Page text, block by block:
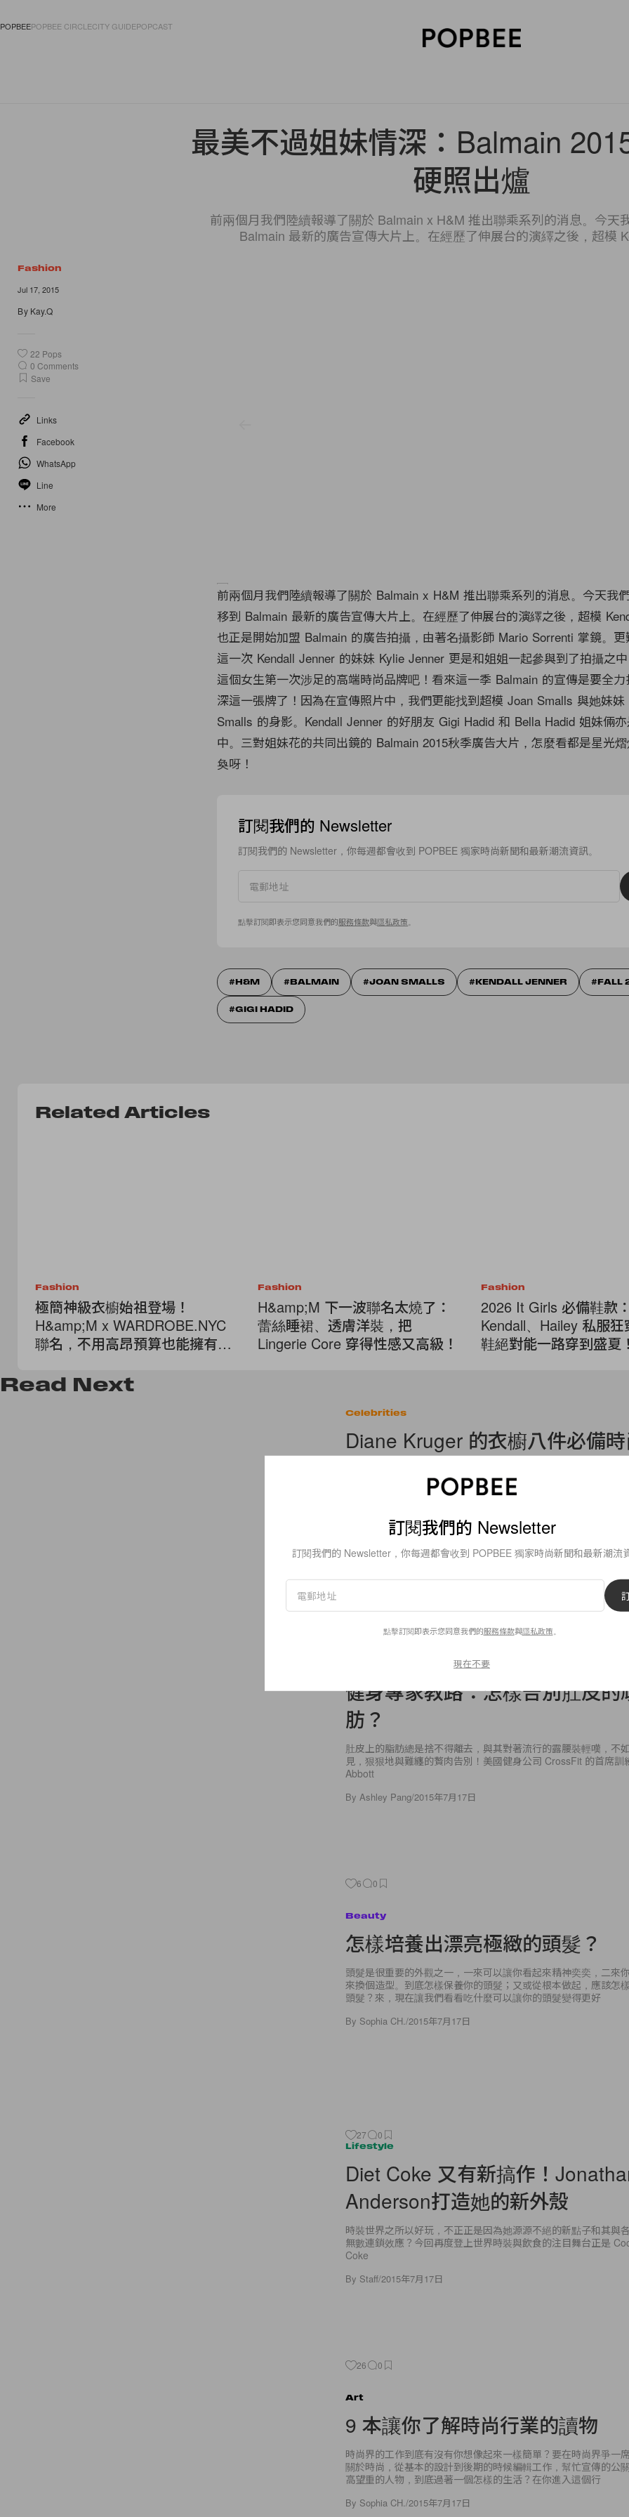
POPBEEPOPBEE CIRCLECITY GUIDEPOPCAST
最美不過姐妹情深：Balmain
硬照出爐
前兩個月我們陸續報導了關於 Balmain x H&M 推出聯乘系列的消息。今天
Balmain 最新的廣告宣傳大片上。在經歷了伸展台的演繹之後，超模
Fashion
Jul 17, 2015
By Kay.Q
22 Pops
0 Comments
Save
Links
Facebook
WhatsApp
Line
More
前兩個月我們陸續報導了關於 Balmain x H&M 推出聯乘系列的消息。今天我
移到 Balmain 最新的廣告宣傳大片上。在經歷了伸展台的演繹之後，超模
也正是開始加盟 Balmain 的廣告拍攝，由著名攝影師 Mario Sorrenti 掌鏡。
這一次 Kendall Jenner 的妹妹 Kylie Jenner 更是和姐姐一起參與到了拍攝之
這個女生第一次涉足的高端時尚品牌吧！看來這一季 Balmain 的宣傳是要全
深這一張牌了！因為在宣傳照片中，我們更能找到超模 Joan Smalls 與她妹
Smalls 的身影。Kendall Jenner 的好朋友 Gigi Hadid 和 Bella Hadid 姐妹倆
中。三對姐妹花的共同出鏡的 Balmain 2015秋季廣告大片，怎麼看都是星光
奐呀！
訂閱我們的 Newsletter
訂閱我們的 Newsletter，你每週都會收到 POPBEE 獨家時尚新聞和最新潮流資訊。
點擊訂閱即表示您同意我們的服務條款與隱私政策
H&M BALMAIN JOAN SMALLS KENDALL JENNER FALL
GIGI HADID
Related Articles
Fashion
極簡神級衣櫥始祖登場！
H&amp;M x WARDROBE.NYC
聯名，不用高昂預算也能擁有高
Fashion
H&amp;M 下一波聯名太燒了：
蕾絲睡裙、透膚洋裝，把
Lingerie Core 穿得性感又高級！
Fashion
2026 It Girls 必備鞋款
Kendall、Hailey 私服
鞋絕對能一路穿到盛夏
Read Next
Celebrities
Diane Kruger 的衣櫥八件必備
八件必備單品中，法國風情的間條紋衣物已穩佔首位，是 Diane
健身專家教路：怎樣告別肚皮的
肪？
肚皮上的脂肪總是捨不得離去，與其對著流行的露腰裝輕嘆，不
見，狠狠地與難纏的贅肉告別！美國健身公司 CrossFit 的首席訓
Abbott
By Ashley Pang/2015年7月17日
6 0
Beauty
怎樣培養出漂亮極緻的頭髮？
頭髮是很重要的外觀之一，一來可以讓你看起來精神奕奕，二來
來換個造型。到底怎樣保養你的頭髮；又或從根本做起，應該怎
頭髮？來，現在讓我們看看吃什麼可以讓你的頭髮變得更好
By Sophia CH./2015年7月17日
27 0
Lifestyle
Diet Coke 又有新搞作！
Anderson打造她的新外殼
時裝世界之所以好玩，不正正是因為她源源不絕的新點子和其與
無數連鎖效應？今回再度登上世界時裝與飲食的注目舞台正是
Coke
By Staff/2015年7月17日
26 0
Art
9 本讓你了解時尚行業的讀物
時尚界的工作到底有沒有你想像起來一樣簡單？要在時尚界爭一
關於時尚，從基本的設計到後期的時候編輯工作，幫忙宣傳的公
高望重的人物，到底過著一個怎樣的生活？在你進入這個行
By Sophia CH./2015年7月17日
訂閱我們的 Newsletter
訂閱我們的 Newsletter，你每週都會收到 POPBEE 獨家時尚新聞和最新潮流
點擊訂閱即表示您同意我們的服務條款與隱私政策
現在不要